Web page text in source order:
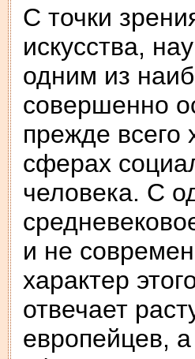
С точки
искусства,
одним из
совершенно
прежде
сферах
человека. С
и не
характер
отвечает
европейцев,